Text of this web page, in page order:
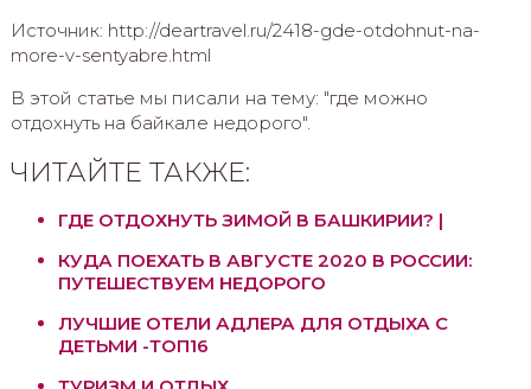
Источник: http://deartravel.ru/2418-gde-otdohnut-na-
more-v-sentyabre.html
В этой статье мы писали на тему: "где можно
отдохнуть на байкале недорого".
ЧИТАЙТЕ ТАКЖЕ:
ГДЕ ОТДОХНУТЬ ЗИМОЙ В БАШКИРИИ? |
КУДА ПОЕХАТЬ В АВГУСТЕ 2020 В РОССИИ:
ПУТЕШЕСТВУЕМ НЕДОРОГО
ЛУЧШИЕ ОТЕЛИ АДЛЕРА ДЛЯ ОТДЫХА С
ДЕТЬМИ -ТОП16